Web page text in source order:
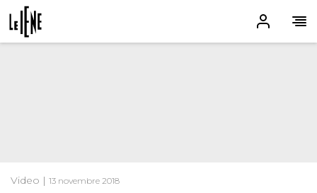
Video | 13 novembre 2018